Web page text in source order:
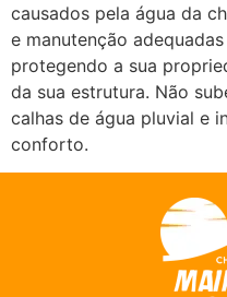
causados pela água da
e manutenção
protegendo a sua
da sua estrutura. Não
calhas de água pluvial e
conforto.